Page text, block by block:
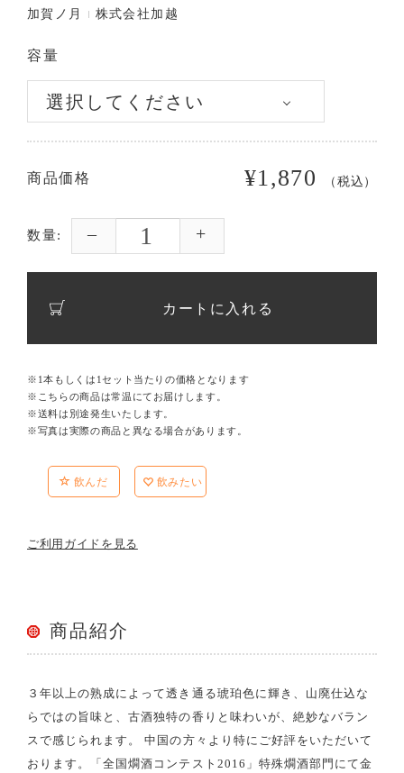
加賀ノ月 株式会社加越
容量
商品価格 ¥1,870 （税込）
数量:
カートに入れる
※1本もしくは1セット当たりの価格となります
※こちらの商品は常温にてお届けします。
※送料は別途発生いたします。
※写真は実際の商品と異なる場合があります。
飲んだ 飲みたい
ご利用ガイドを見る
商品紹介
３年以上の熟成によって透き通る琥珀色に輝き、山廃仕込な
らではの旨味と、古酒独特の香りと味わいが、絶妙なバラン
スで感じられます。 中国の方々より特にご好評をいただいて
おります。「全国燗酒コンテスト2016」特殊燗酒部門にて金